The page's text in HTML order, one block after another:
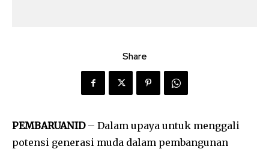
Share
PEMBARUANID– Dalam upaya untuk menggali
potensi generasi muda dalam pembangunan